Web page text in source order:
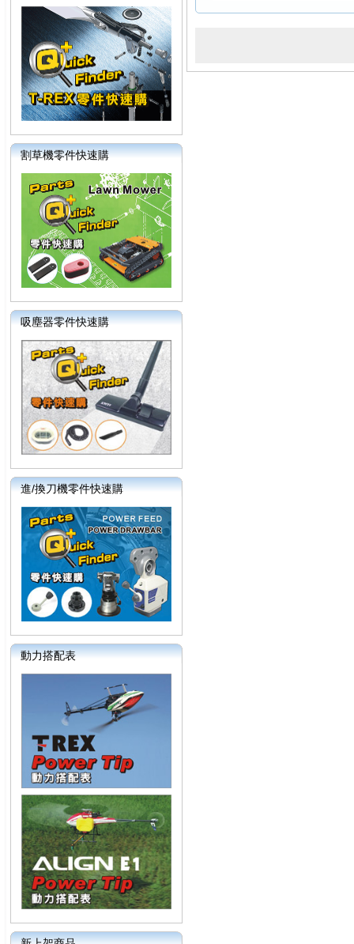
割草機零件快速購
吸塵器零件快速購
進/換刀機零件快速購
動力搭配表